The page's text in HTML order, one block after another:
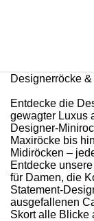
Designerröcke
Entdecke die
gewagter Luxus
Designer-
Maxiröcke bis
Midiröcken –
Entdecke
für Damen, die
Statement-
ausgefallenen
Skort alle Blicke